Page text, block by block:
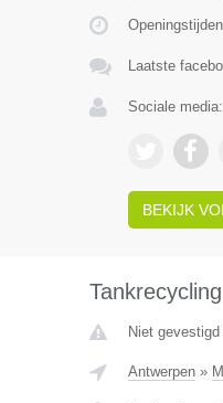
Openingstijden
Laatste
Sociale media:
BEKIJK
Niet
Antwerpen»